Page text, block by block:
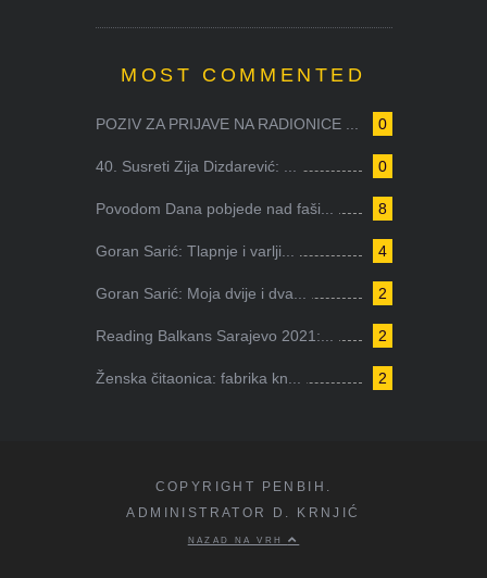
MOST COMMENTED
0
POZIV ZA PRIJAVE NA RADIONICE ...
0
40. Susreti Zija Dizdarević: ...
8
Povodom Dana pobjede nad faši...
4
Goran Sarić: Tlapnje i varlji...
2
Goran Sarić: Moja dvije i dva...
2
Reading Balkans Sarajevo 2021:...
2
Ženska čitaonica: fabrika kn...
COPYRIGHT PENBIH.
ADMINISTRATOR D. KRNJIĆ
NAZAD NA VRH